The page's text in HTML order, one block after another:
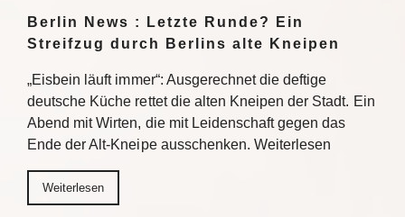
Berlin News : Letzte Runde? Ein
Streifzug durch Berlins alte Kneipen
„Eisbein läuft immer“: Ausgerechnet die deftige
deutsche Küche rettet die alten Kneipen der Stadt. Ein
Abend mit Wirten, die mit Leidenschaft gegen das
Ende der Alt-Kneipe ausschenken. Weiterlesen
Weiterlesen